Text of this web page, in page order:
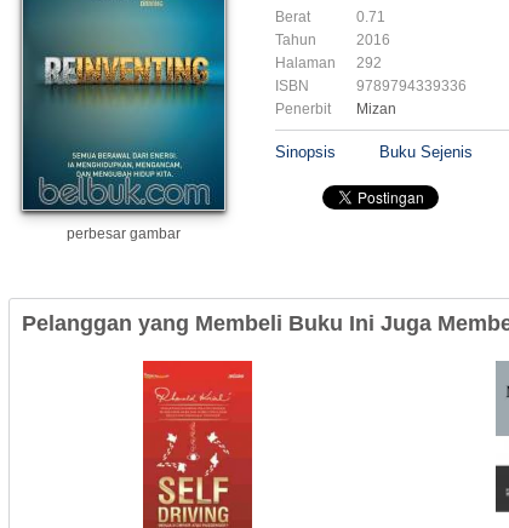
perbesar gambar
Berat
0.71
Tahun
2016
Halaman
292
ISBN
9789794339336
Penerbit
Mizan
Sinopsis Buku Sejenis
Pelanggan yang Membeli Buku Ini Juga